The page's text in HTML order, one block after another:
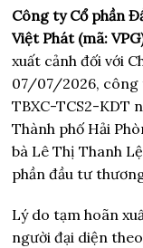
Công ty Cổ phần
Việt Phát (mã:
xuất cảnh đối với
07/07/2026, công
TBXC-TCS2-KDT
Thành phố Hải
bà Lê Thị Thanh
phần đầu tư
Lý do tạm hoãn
người đại diện